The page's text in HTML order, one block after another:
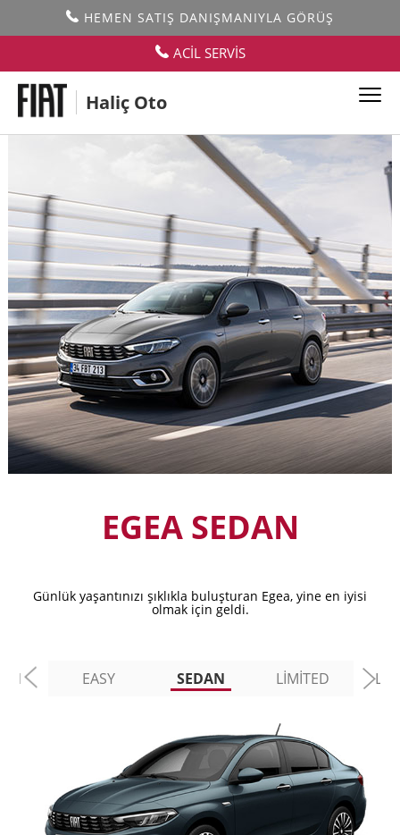
HEMEN SATIŞ DANIŞMANIYLA GÖRÜŞ
ACİL SERVİS
Haliç Oto
EGEA SEDAN
Günlük yaşantınızı şıklıkla buluşturan Egea, yine en iyisi
olmak için geldi.
EASY SEDAN LİMİTED